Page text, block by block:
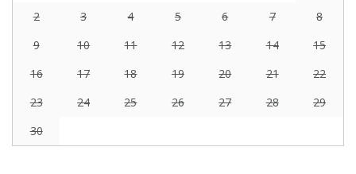
2
3 4 5 6 7
8
9
10 11 12 13 14
15
16
17 18 19 20 21
22
23
24 25 26 27 28
29
30